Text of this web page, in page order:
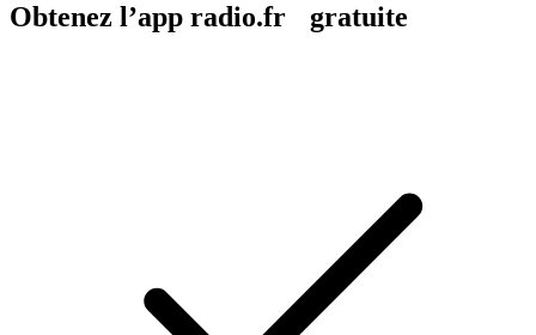
Obtenez l’app radio.fr gratuite